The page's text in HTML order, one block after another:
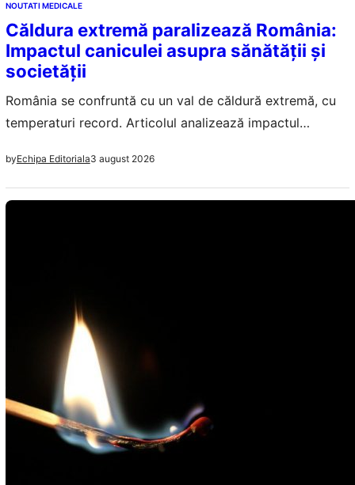
NOUTATI MEDICALE
Căldura extremă paralizează România:
Impactul caniculei asupra sănătății și
societății
România se confruntă cu un val de căldură extremă, cu
temperaturi record. Articolul analizează impactul
byEchipa Editoriala3 august 2026